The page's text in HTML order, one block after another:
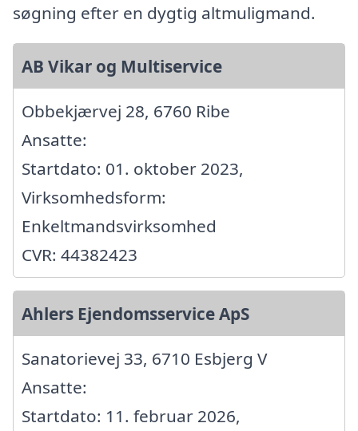
søgning efter en dygtig altmuligmand.
AB Vikar og Multiservice
Obbekjærvej 28, 6760 Ribe
Ansatte:
Startdato: 01. oktober 2023,
Virksomhedsform:
Enkeltmandsvirksomhed
CVR: 44382423
Ahlers Ejendomsservice ApS
Sanatorievej 33, 6710 Esbjerg V
Ansatte:
Startdato: 11. februar 2026,